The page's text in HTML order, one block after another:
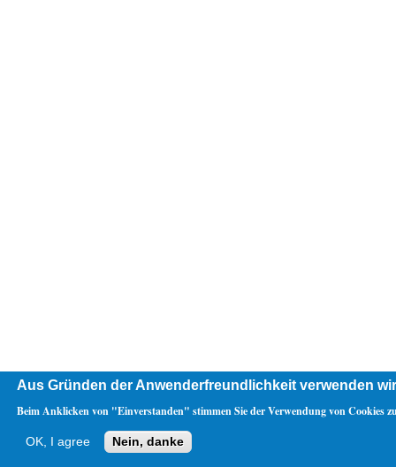
Aus Gründen der Anwenderfreundlichkeit verwenden
Beim Anklicken von "Einverstanden" stimmen Sie der Verwendung von Cookies
OK, I agree Nein, danke